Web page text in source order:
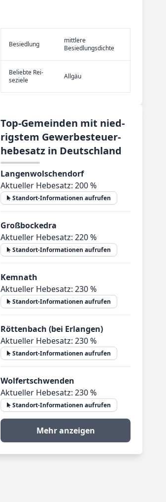
Be­sied­lung
mittlere
Besiedlungsdichte
Be­lieb­te Rei­
se­zie­le
Allgäu
Top-­Ge­mein­den mit nied­
rig­stem Ge­wer­be­steu­er­
he­be­satz in Deutsch­land
Langenwolschendorf
Aktueller Hebesatz: 200 %
Standort-Informationen aufrufen
Großbockedra
Aktueller Hebesatz: 220 %
Standort-Informationen aufrufen
Kemnath
Aktueller Hebesatz: 230 %
Standort-Informationen aufrufen
Röttenbach (bei Erlangen)
Aktueller Hebesatz: 230 %
Standort-Informationen aufrufen
Wolfertschwenden
Aktueller Hebesatz: 230 %
Standort-Informationen aufrufen
Mehr anzeigen